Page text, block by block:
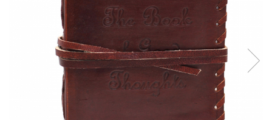
Bratari Aromaterapie
Lumanari Parfumate
Agende si Jurnale
Agende Hardcover
Seturi Creative si Accesorii
Ambalaje Cadouri